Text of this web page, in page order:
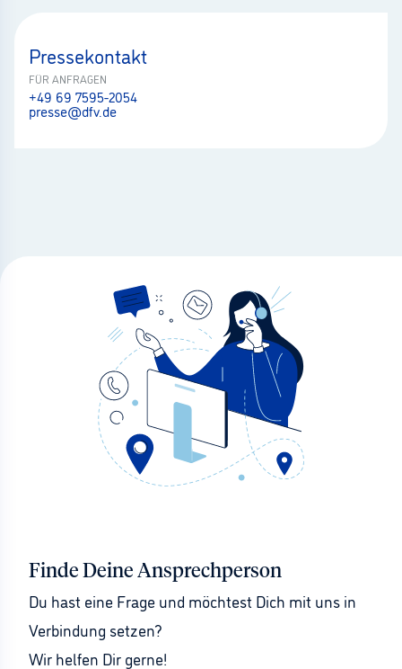
Pressekontakt
FÜR ANFRAGEN
+49 69 7595-2054
presse@dfv.de
Finde Deine Ansprechperson
Du hast eine Frage und möchtest Dich mit uns in
Verbindung setzen?
Wir helfen Dir gerne!